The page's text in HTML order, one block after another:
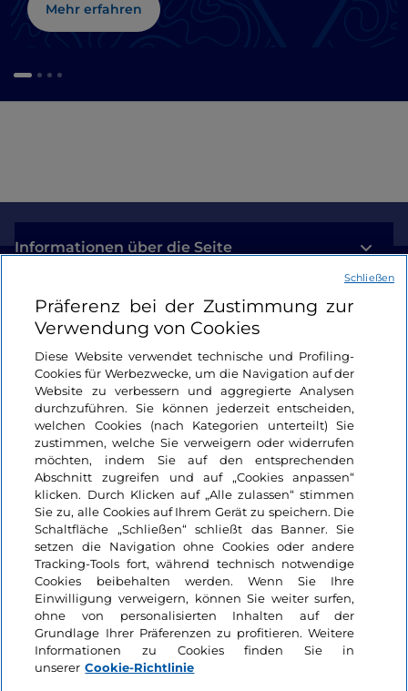
Mehr erfahren
Informationen über die Seite
Nützliche Links
Login
Bleiben wir in Kontakt
Präferenz bei der Zustimmung zur
Verwendung von Cookies
Diese Website verwendet technische und Profiling-
Cookies für Werbezwecke, um die Navigation auf der
Website zu verbessern und aggregierte Analysen
durchzuführen. Sie können jederzeit entscheiden,
welchen Cookies (nach Kategorien unterteilt) Sie
zustimmen, welche Sie verweigern oder widerrufen
möchten, indem Sie auf den entsprechenden
Abschnitt zugreifen und auf „Cookies anpassen“
klicken. Durch Klicken auf „Alle zulassen“ stimmen
Sie zu, alle Cookies auf Ihrem Gerät zu speichern. Die
Schaltfläche „Schließen“ schließt das Banner. Sie
setzen die Navigation ohne Cookies oder andere
Tracking-Tools fort, während technisch notwendige
Cookies beibehalten werden. Wenn Sie Ihre
Einwilligung verweigern, können Sie weiter surfen,
ohne von personalisierten Inhalten auf der
Grundlage Ihrer Präferenzen zu profitieren. Weitere
Informationen zu Cookies finden Sie in
unserer Cookie-Richtlinie
Schließen